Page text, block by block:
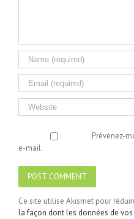
Prévenez-
e-mail.
Ce site utilise Akismet pour
la façon dont les données de